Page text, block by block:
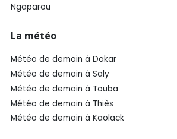
Ngaparou
La météo
Météo de demain à Dakar
Météo de demain à Saly
Météo de demain à Touba
Météo de demain à Thiès
Météo de demain à Kaolack